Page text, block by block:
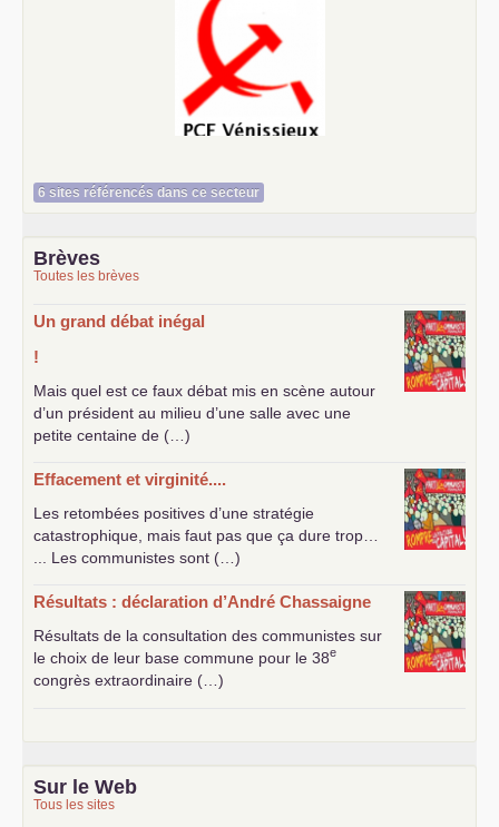
Le Vénissian
6 sites référencés dans ce secteur
Brèves
Toutes les brèves
Un grand débat inégal
!
Mais quel est ce faux débat mis en scène autour
d’un président au milieu d’une salle avec une
petite centaine de (…)
Effacement et virginité....
Les retombées positives d’une stratégie
catastrophique, mais faut pas que ça dure trop…
... Les communistes sont (…)
Résultats : déclaration d’André Chassaigne
Résultats de la consultation des communistes sur
le choix de leur base commune pour le 38e
congrès extraordinaire (…)
Sur le Web
Tous les sites